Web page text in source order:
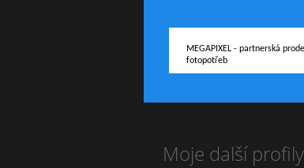
MEGAPIXEL - partnerská
fotopotřeb
Moje další profily